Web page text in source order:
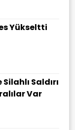
Yükseltti
Saldırı
Var